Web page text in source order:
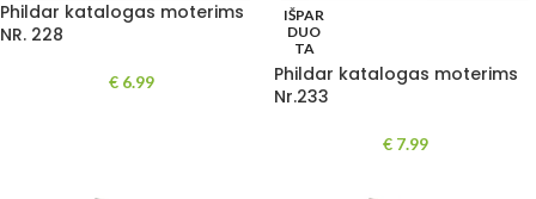
Phildar katalogas moterims
NR. 228
€6.99
IŠPAR
DUO
TA
Phildar katalogas moterims
Nr.233
€7.99